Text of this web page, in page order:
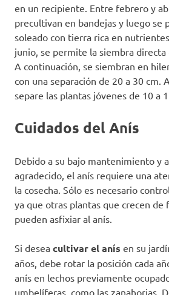
en un recipiente. Entre febrero y
precultivan en bandejas y luego se
soleado con tierra rica en
junio, se permite la siembra
A continuación, se siembran en
con una separación de 20 a 30 cm.
separe las plantas jóvenes de 10 a
Cuidados del Anís
Debido a su bajo mantenimiento y
agradecido, el anís requiere una
la cosecha. Sólo es necesario
ya que otras plantas que crecen de
pueden asfixiar al anís.
Si desea cultivar el anís en su
años, debe rotar la posición cada
anís en lechos previamente
umbelíferas, como las zanahorias.